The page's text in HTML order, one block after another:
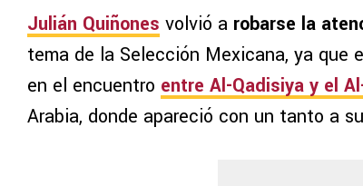
Julián Quiñones volvió a robarse la
tema de la Selección Mexicana, ya
en el encuentro entre Al-Qadisiya y el
Arabia, donde apareció con un tanto a